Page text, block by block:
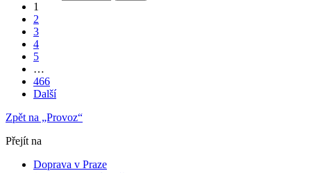
1
2
3
4
5
…
466
Další
Zpět na „Provoz“
Přejít na
Doprava v Praze